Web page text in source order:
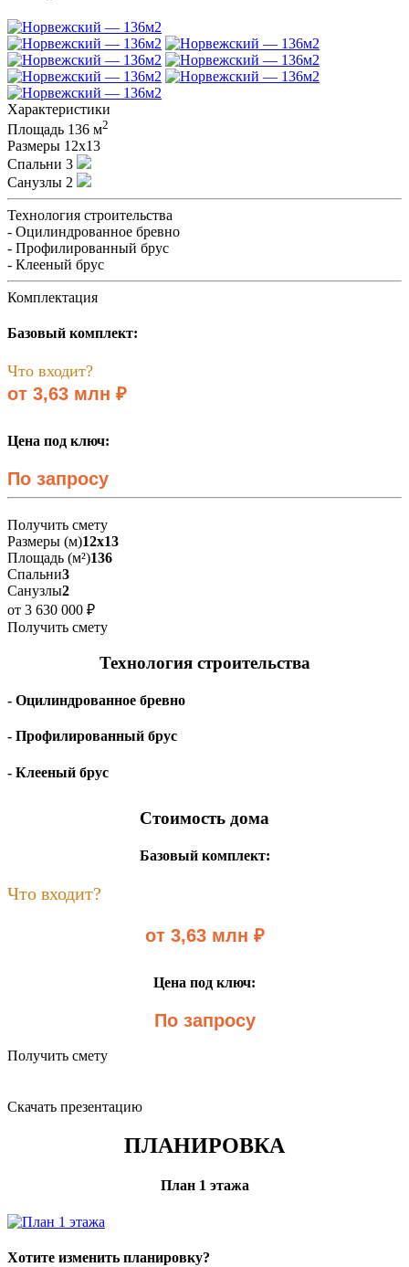
Характеристики
Площадь 136 м2
Размеры 12х13
Спальни 3
Санузлы 2
Технология строительства
- Оцилиндрованное бревно
- Профилированный брус
- Клееный брус
Комплектация
Базовый комплект:
Что входит?
от 3,63 млн ₽
Цена под ключ:
По запросу
Получить смету
Размеры (м)12х13
Площадь (м²)136
Спальни3
Санузлы2
от 3 630 000 ₽
Получить смету
Технология строительства
- Оцилиндрованное бревно
- Профилированный брус
- Клееный брус
Стоимость дома
Базовый комплект:
Что входит?
от 3,63 млн ₽
Цена под ключ:
По запросу
Получить смету
Скачать презентацию
ПЛАНИРОВКА
План 1 этажа
Хотите изменить планировку?